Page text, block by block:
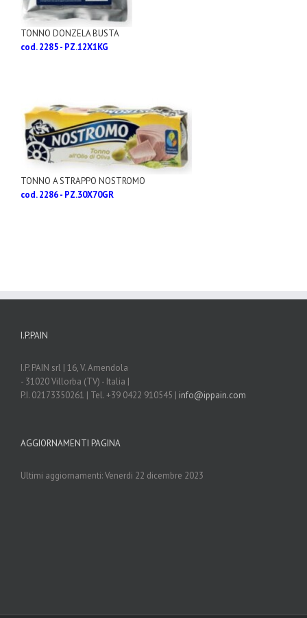
TONNO DONZELA BUSTA
cod. 2285 - PZ.12X1KG
TONNO A STRAPPO NOSTROMO
cod. 2286 - PZ.30X70GR
I.P.PAIN
I.P. PAIN srl | 16, V. Amendola
- 31020 Villorba (TV) - Italia |
P.I. 02173350261 | Tel. +39 0422 910545 | info@ippain.com
AGGIORNAMENTI PAGINA
Ultimi aggiornamenti: Venerdi 22 dicembre 2023